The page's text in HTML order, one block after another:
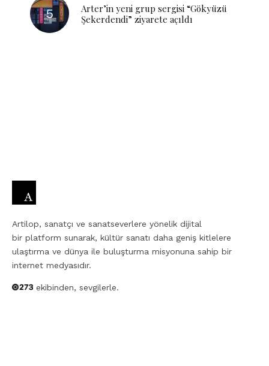
Arter’in yeni grup sergisi “Gökyüzü
Şekerdendi” ziyarete açıldı
Artilop, sanatçı ve sanatseverlere yönelik dijital
bir platform sunarak, kültür sanatı daha geniş kitlelere
ulaştırma ve dünya ile buluşturma misyonuna sahip bir
internet medyasıdır.
ekibinden, sevgilerle.